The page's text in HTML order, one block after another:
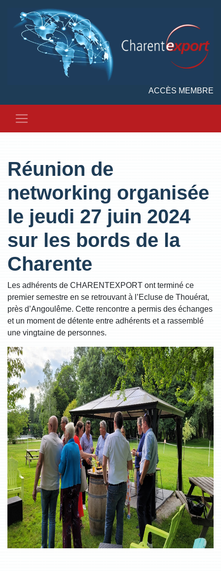
ACCÈS MEMBRE
Réunion de
networking organisée
le jeudi 27 juin 2024
sur les bords de la
Charente
Les adhérents de CHARENTEXPORT ont terminé ce
premier semestre en se retrouvant à l’Ecluse de Thouérat,
près d’Angoulême. Cette rencontre a permis des échanges
et un moment de détente entre adhérents et a rassemblé
une vingtaine de personnes.